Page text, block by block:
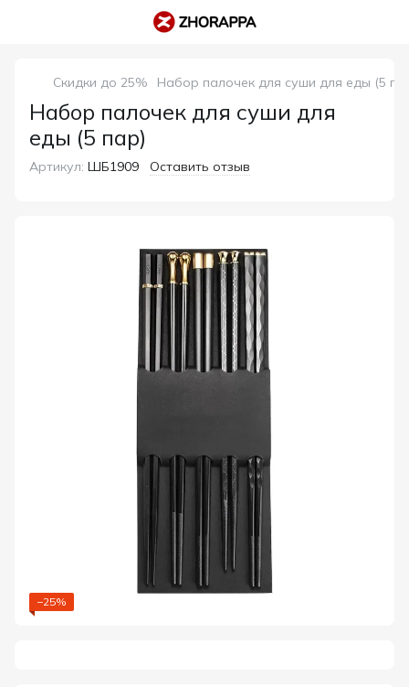
Скидки до 25% Набор палочек для суши для еды (5
Набор палочек для суши для
еды (5 пар)
Артикул: ШБ1909 Оставить отзыв
−25%